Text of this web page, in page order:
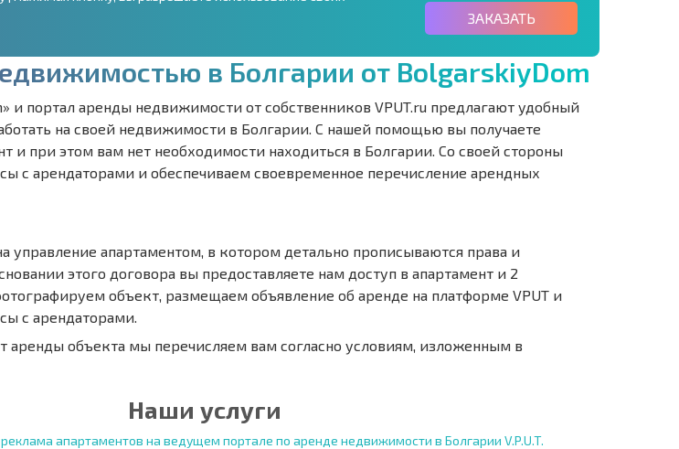
ЗАКАЗАТЬ
едвижимостью в Болгарии от BolgarskiyDom
и портал аренды недвижимости от собственников VPUT.ru предлагают удобный
на своей недвижимости в Болгарии. С нашей помощью вы получаете
и при этом вам нет необходимости находиться в Болгарии. Со своей стороны
с арендаторами и обеспечиваем своевременное перечисление арендных
управление апартаментом, в котором детально прописываются права и
этого договора вы предоставляете нам доступ в апартамент и 2
объект, размещаем объявление об аренде на платформе VPUT и
с арендаторами.
аренды объекта мы перечисляем вам согласно условиям, изложенным в
Наши услуги
апартаментов на ведущем портале по аренде недвижимости в Болгарии V.P.U.T.